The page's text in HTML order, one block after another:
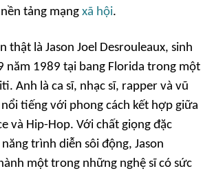
tảng mạng xã hội.
thật là Jason Joel Desrouleaux, sinh
năm 1989 tại bang Florida trong một
Anh là ca sĩ, nhạc sĩ, rapper và vũ
tiếng với phong cách kết hợp giữa
và Hip-Hop. Với chất giọng đặc
trình diễn sôi động, Jason
một trong những nghệ sĩ có sức